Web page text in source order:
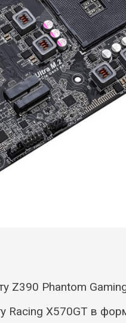
Z390 Phantom
Racing X570GT в